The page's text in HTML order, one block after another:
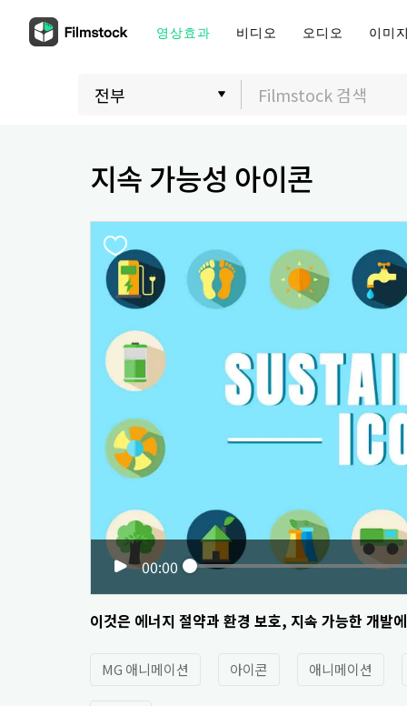
영상효과 비디오 오디오 이미
지속 가능성 아이콘
00:00
이것은 에너지 절약과 환경 보호, 지속 가능한 개발
MG 애니메이션 아이콘 애니메이션